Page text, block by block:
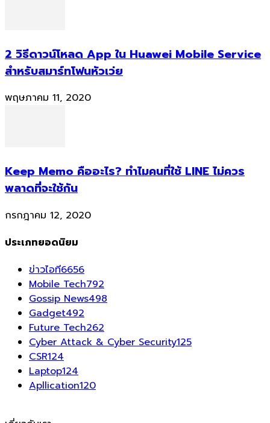
2 วิธีดาวน์โหลด App ใน Huawei Mobile Service
สำหรับสมาร์ทโฟนหัวเว่ย
พฤษภาคม 11, 2020
Keep Memo คืออะไร? ทำไมคนที่ใช้ LINE ไม่ควร
พลาดที่จะใช้กัน
กรกฎาคม 12, 2020
ประเภทยอดนิยม
ข่าวไอที6656
Mobile Tech792
Gossip News498
Gadget492
Future Tech262
Cyber Attack & Cyber Security125
CSR124
Laptop124
Apllication120